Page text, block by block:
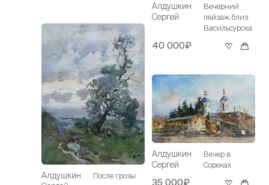
Алдушкин
После грозы
Алдушкин
Сергей
Вечерний
пейзаж близ
Васильсурска
40 000₽
Алдушкин
Сергей
Вечер в
Сореках
35 000₽